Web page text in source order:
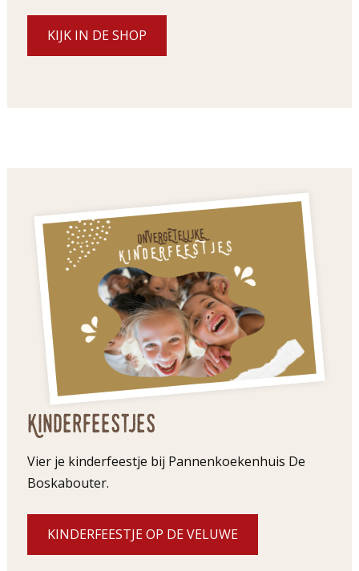
KIJK IN DE SHOP
Kinderfeestjes
Vier je kinderfeestje bij Pannenkoekenhuis De
Boskabouter.
KINDERFEESTJE OP DE VELUWE